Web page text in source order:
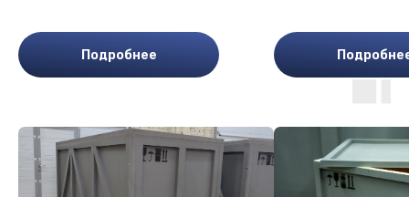
Подробнее